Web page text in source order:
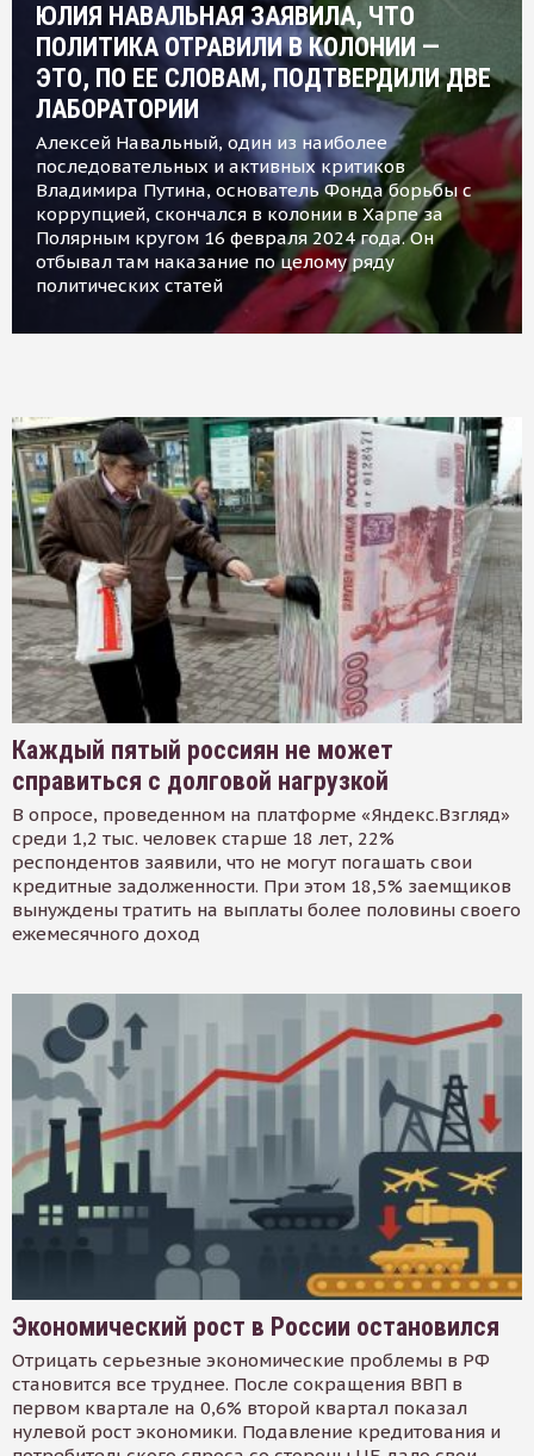
ЮЛИЯ НАВАЛЬНАЯ ЗАЯВИЛА, ЧТО
ПОЛИТИКА ОТРАВИЛИ В КОЛОНИИ —
ЭТО, ПО ЕЕ СЛОВАМ, ПОДТВЕРДИЛИ ДВЕ
ЛАБОРАТОРИИ
Алексей Навальный, один из наиболее
последовательных и активных критиков
Владимира Путина, основатель Фонда борьбы с
коррупцией, скончался в колонии в Харпе за
Полярным кругом 16 февраля 2024 года. Он
отбывал там наказание по целому ряду
политических статей
Каждый пятый россиян не может
справиться с долговой нагрузкой
В опросе, проведенном на платформе «Яндекс.Взгляд»
среди 1,2 тыс. человек старше 18 лет, 22%
респондентов заявили, что не могут погашать свои
кредитные задолженности. При этом 18,5% заемщиков
вынуждены тратить на выплаты более половины своего
ежемесячного доход
Экономический рост в России остановился
Отрицать серьезные экономические проблемы в РФ
становится все труднее. После сокращения ВВП в
первом квартале на 0,6% второй квартал показал
нулевой рост экономики. Подавление кредитования и